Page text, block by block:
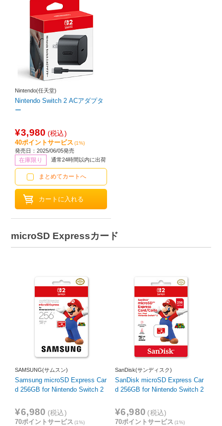
Nintendo(任天堂)
Nintendo Switch 2 ACアダプタ
ー
¥3,980 (税込)
40ポイントサービス (1%)
発売日：2025/06/05発売
在庫限り 通常24時間以内に出荷
まとめてカートへ
microSD Expressカード
SAMSUNG(サムスン)
Samsung microSD Express Car
d 256GB for Nintendo Switch 2
¥6,980 (税込)
70ポイントサービス (1%)
SanDisk(サンディスク)
SanDisk microSD Express Car
d 256GB for Nintendo Switch 2
¥6,980 (税込)
70ポイントサービス (1%)